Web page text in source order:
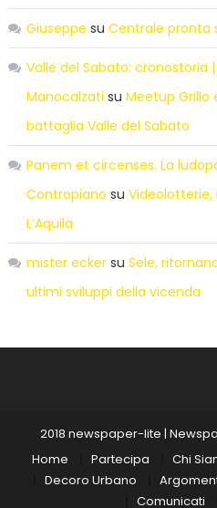
Giuseppe su Centrale pronta
Valle del Sabato: cronostoria
Manocalzati su Meetup Grillo
battaglia Valle del Sabato
Panem et circenses. La
Contropiano su
L’Aquila
mister eckersu Sele,
ultimi sviluppi della vicenda
2018 newspaper-lite |
Home
Partecipa Chi
Decoro Urbano
Comunicati